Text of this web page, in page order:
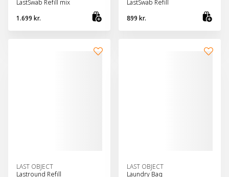
LastSwab Refill mix
1.699 kr.
Bæta við körfu
LastSwab Refill
899 kr.
LAST OBJECT
Lastround Refill
LAST OBJECT
Laundry Bag